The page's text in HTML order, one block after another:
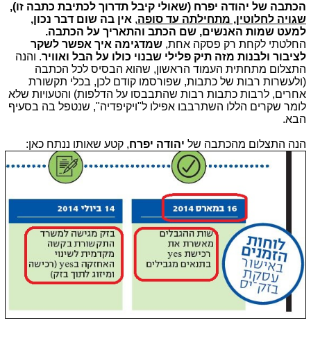
הכתבה של יהודה יפרח (שאולי קיבל תדרוך לכתיבת כתבה זו),
שגויה לחלוטין, מתחילתה עד סופה, אין בה שום דבר נכון,
למעט שמות האנשים, שם הכתב והתאריך על הכתבה.
החלטתי לקחת רק פסקה אחת, שמדגימה איך אפשר לשקר
לציבור ולבנות מזה תיק פלילי שבנוי כולו על הבל ואוויר. והנה
התצלום מתחתית העמוד הראשון, שהוא הבסיס לכל הכתבה
(ולעשרות רבות של כתבות, שפורסמו קודם לכן, בכלי תקשורת
אחרים, לרבות כתבות רבות שהתבבסו על הדלפות) והטעויות שלא
לומר שקרים הללו השתרבבו אפילו ל"ויקיפדיה", שנטפל בה בסעיף
הבא.
הנה התצלום מהכתבה של יהודה יפרח, קטע שאותו ננתח כאן: